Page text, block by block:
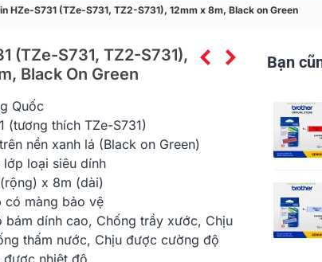
HZe-S731 (TZe-S731, TZ2-S731), 12mm x 8m, Black on Green
(TZe-S731, TZ2-S731),
Black On Green
Quốc
(tương thích TZe-S731)
nền xanh lá (Black on Green)
lớp loại siêu dính
x 8m (dài)
có màng bảo vệ
bám dính cao, Chống trầy xước, Chịu
thấm nước, Chịu được cường độ
được nhiệt độ
Bạn
Khổ 9mm,
Khổ 9mm,
90mm X 400 Nhãn, Nhãn...
270.000 đ
484.000 đ